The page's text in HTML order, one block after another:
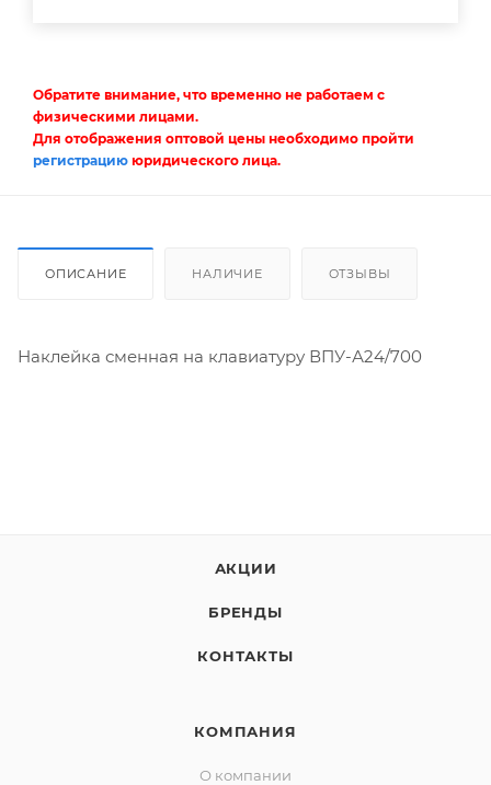
Обратите внимание, что временно не работаем с
физическими лицами.
Для отображения оптовой цены необходимо пройти
регистрацию юридического лица.
ОПИСАНИЕ НАЛИЧИЕ ОТЗЫВЫ
Наклейка сменная на клавиатуру ВПУ-А24/700
АКЦИИ
БРЕНДЫ
КОНТАКТЫ
КОМПАНИЯ
О компании